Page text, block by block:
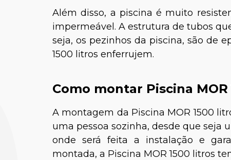
Além disso, a piscina é muito
impermeável. A estrutura de tubos
seja, os pezinhos da piscina, são de
1500 litros enferrujem.
Como montar Piscina
A montagem da Piscina MOR 1500
uma pessoa sozinha, desde que seja
onde será feita a instalação e
montada, a Piscina MOR 1500 litros